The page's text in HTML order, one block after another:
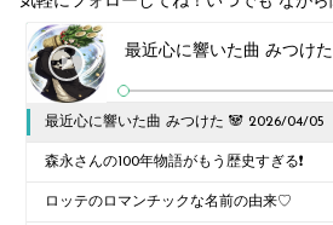
最近心に響いた曲 みつけ
最近心に響いた曲 みつけた 🐼 2026/04/05
森永さんの100年物語がもう歴史すぎる❗️
ロッテのロマンチックな名前の由来♡